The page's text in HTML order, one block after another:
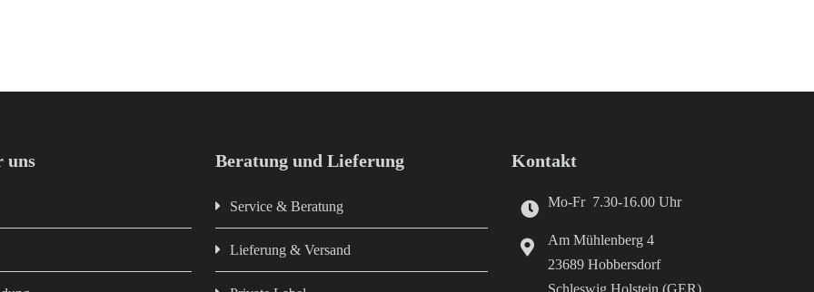
uns Beratung und Lieferung
Service & Beratung
Lieferung & Versand
Kontakt
Mo-Fr 7.30-16.00 Uhr
Am Mühlenberg 4
23689 Hobbersdorf